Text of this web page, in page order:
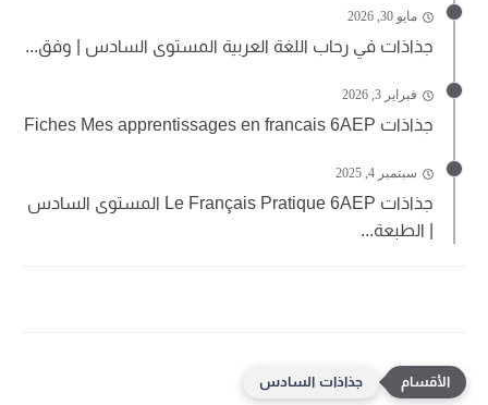
مايو 30, 2026
جذاذات في رحاب اللغة العربية المستوى السادس | وفق...
فبراير 3, 2026
جذاذات Fiches Mes apprentissages en francais 6AEP
سبتمبر 4, 2025
جذاذات Le Français Pratique 6AEP المستوى السادس
| الطبعة...
جذاذات السادس